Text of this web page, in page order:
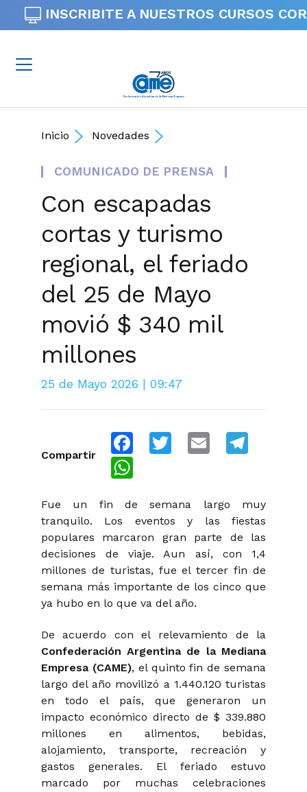
INSCRIBITE A NUESTROS CURSOS
Inicio Novedades
COMUNICADO DE PRENSA
Con escapadas
cortas y turismo
regional, el feriado
del 25 de Mayo
movió $ 340 mil
millones
25 de Mayo 2026 | 09:47
Compartir
FacebookTwitter Email
Fue un fin de semana largo muy
tranquilo. Los eventos y las fiestas
populares marcaron gran parte de las
decisiones de viaje. Aun así, con 1,4
millones de turistas, fue el tercer fin de
semana más importante de los cinco que
ya hubo en lo que va del año.
De acuerdo con el relevamiento de la
Confederación Argentina de la Mediana
Empresa (CAME), el quinto fin de semana
largo del año movilizó a 1.440.120 turistas
en todo el país, que generaron un
impacto económico directo de $ 339.880
millones en alimentos, bebidas,
alojamiento, transporte, recreación y
gastos generales. El feriado estuvo
marcado por muchas celebraciones